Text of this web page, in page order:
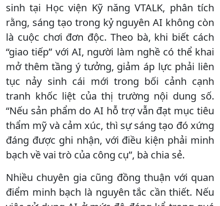
sinh tại Học viện Kỹ năng VTALK, phân tích
rằng, sáng tạo trong kỷ nguyên AI không còn
là cuộc chơi đơn độc. Theo bà, khi biết cách
“giao tiếp” với AI, người làm nghề có thể khai
mở thêm tầng ý tưởng, giảm áp lực phải liên
tục nảy sinh cái mới trong bối cảnh cạnh
tranh khốc liệt của thị trường nội dung số.
“Nếu sản phẩm do AI hỗ trợ vẫn đạt mục tiêu
thẩm mỹ và cảm xúc, thì sự sáng tạo đó xứng
đáng được ghi nhận, với điều kiện phải minh
bạch về vai trò của công cụ”, bà chia sẻ.
Nhiều chuyên gia cũng đồng thuận với quan
điểm minh bạch là nguyên tắc cần thiết. Nếu